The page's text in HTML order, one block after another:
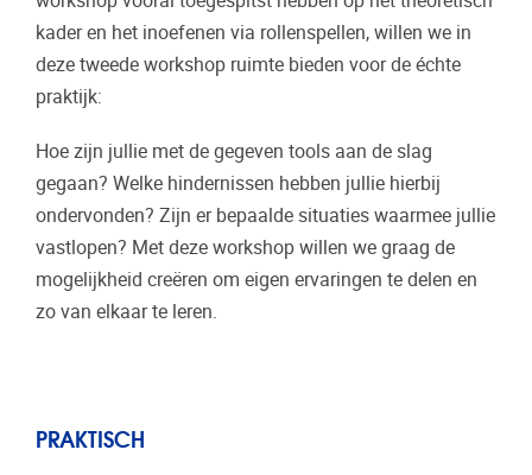
kader en het inoefenen via rollenspellen, willen we in
deze tweede workshop ruimte bieden voor de échte
praktijk:
Hoe zijn jullie met de gegeven tools aan de slag
gegaan? Welke hindernissen hebben jullie hierbij
ondervonden? Zijn er bepaalde situaties waarmee jullie
vastlopen? Met deze workshop willen we graag de
mogelijkheid creëren om eigen ervaringen te delen en
zo van elkaar te leren.
PRAKTISCH